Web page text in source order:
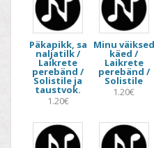
Päkapikk, sa
naljatilk /
Laikrete
perebänd /
Solistile ja
taustvok.
1.20€
Minu väiksed
käed /
Laikrete
perebänd /
Solistile
1.20€